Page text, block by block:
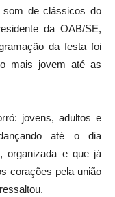
som de clássicos do
da OAB/SE,
da festa foi
mais jovem até as
jovens, adultos e
até o dia
organizada e que já
corações pela união